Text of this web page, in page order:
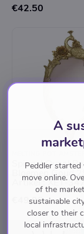
€42.50
Spiegel Ovaal
Bloemen Goud
Artikel : XET-
€49.95
A
Peddler started
move online.
of the
sustainable
closer to their
local